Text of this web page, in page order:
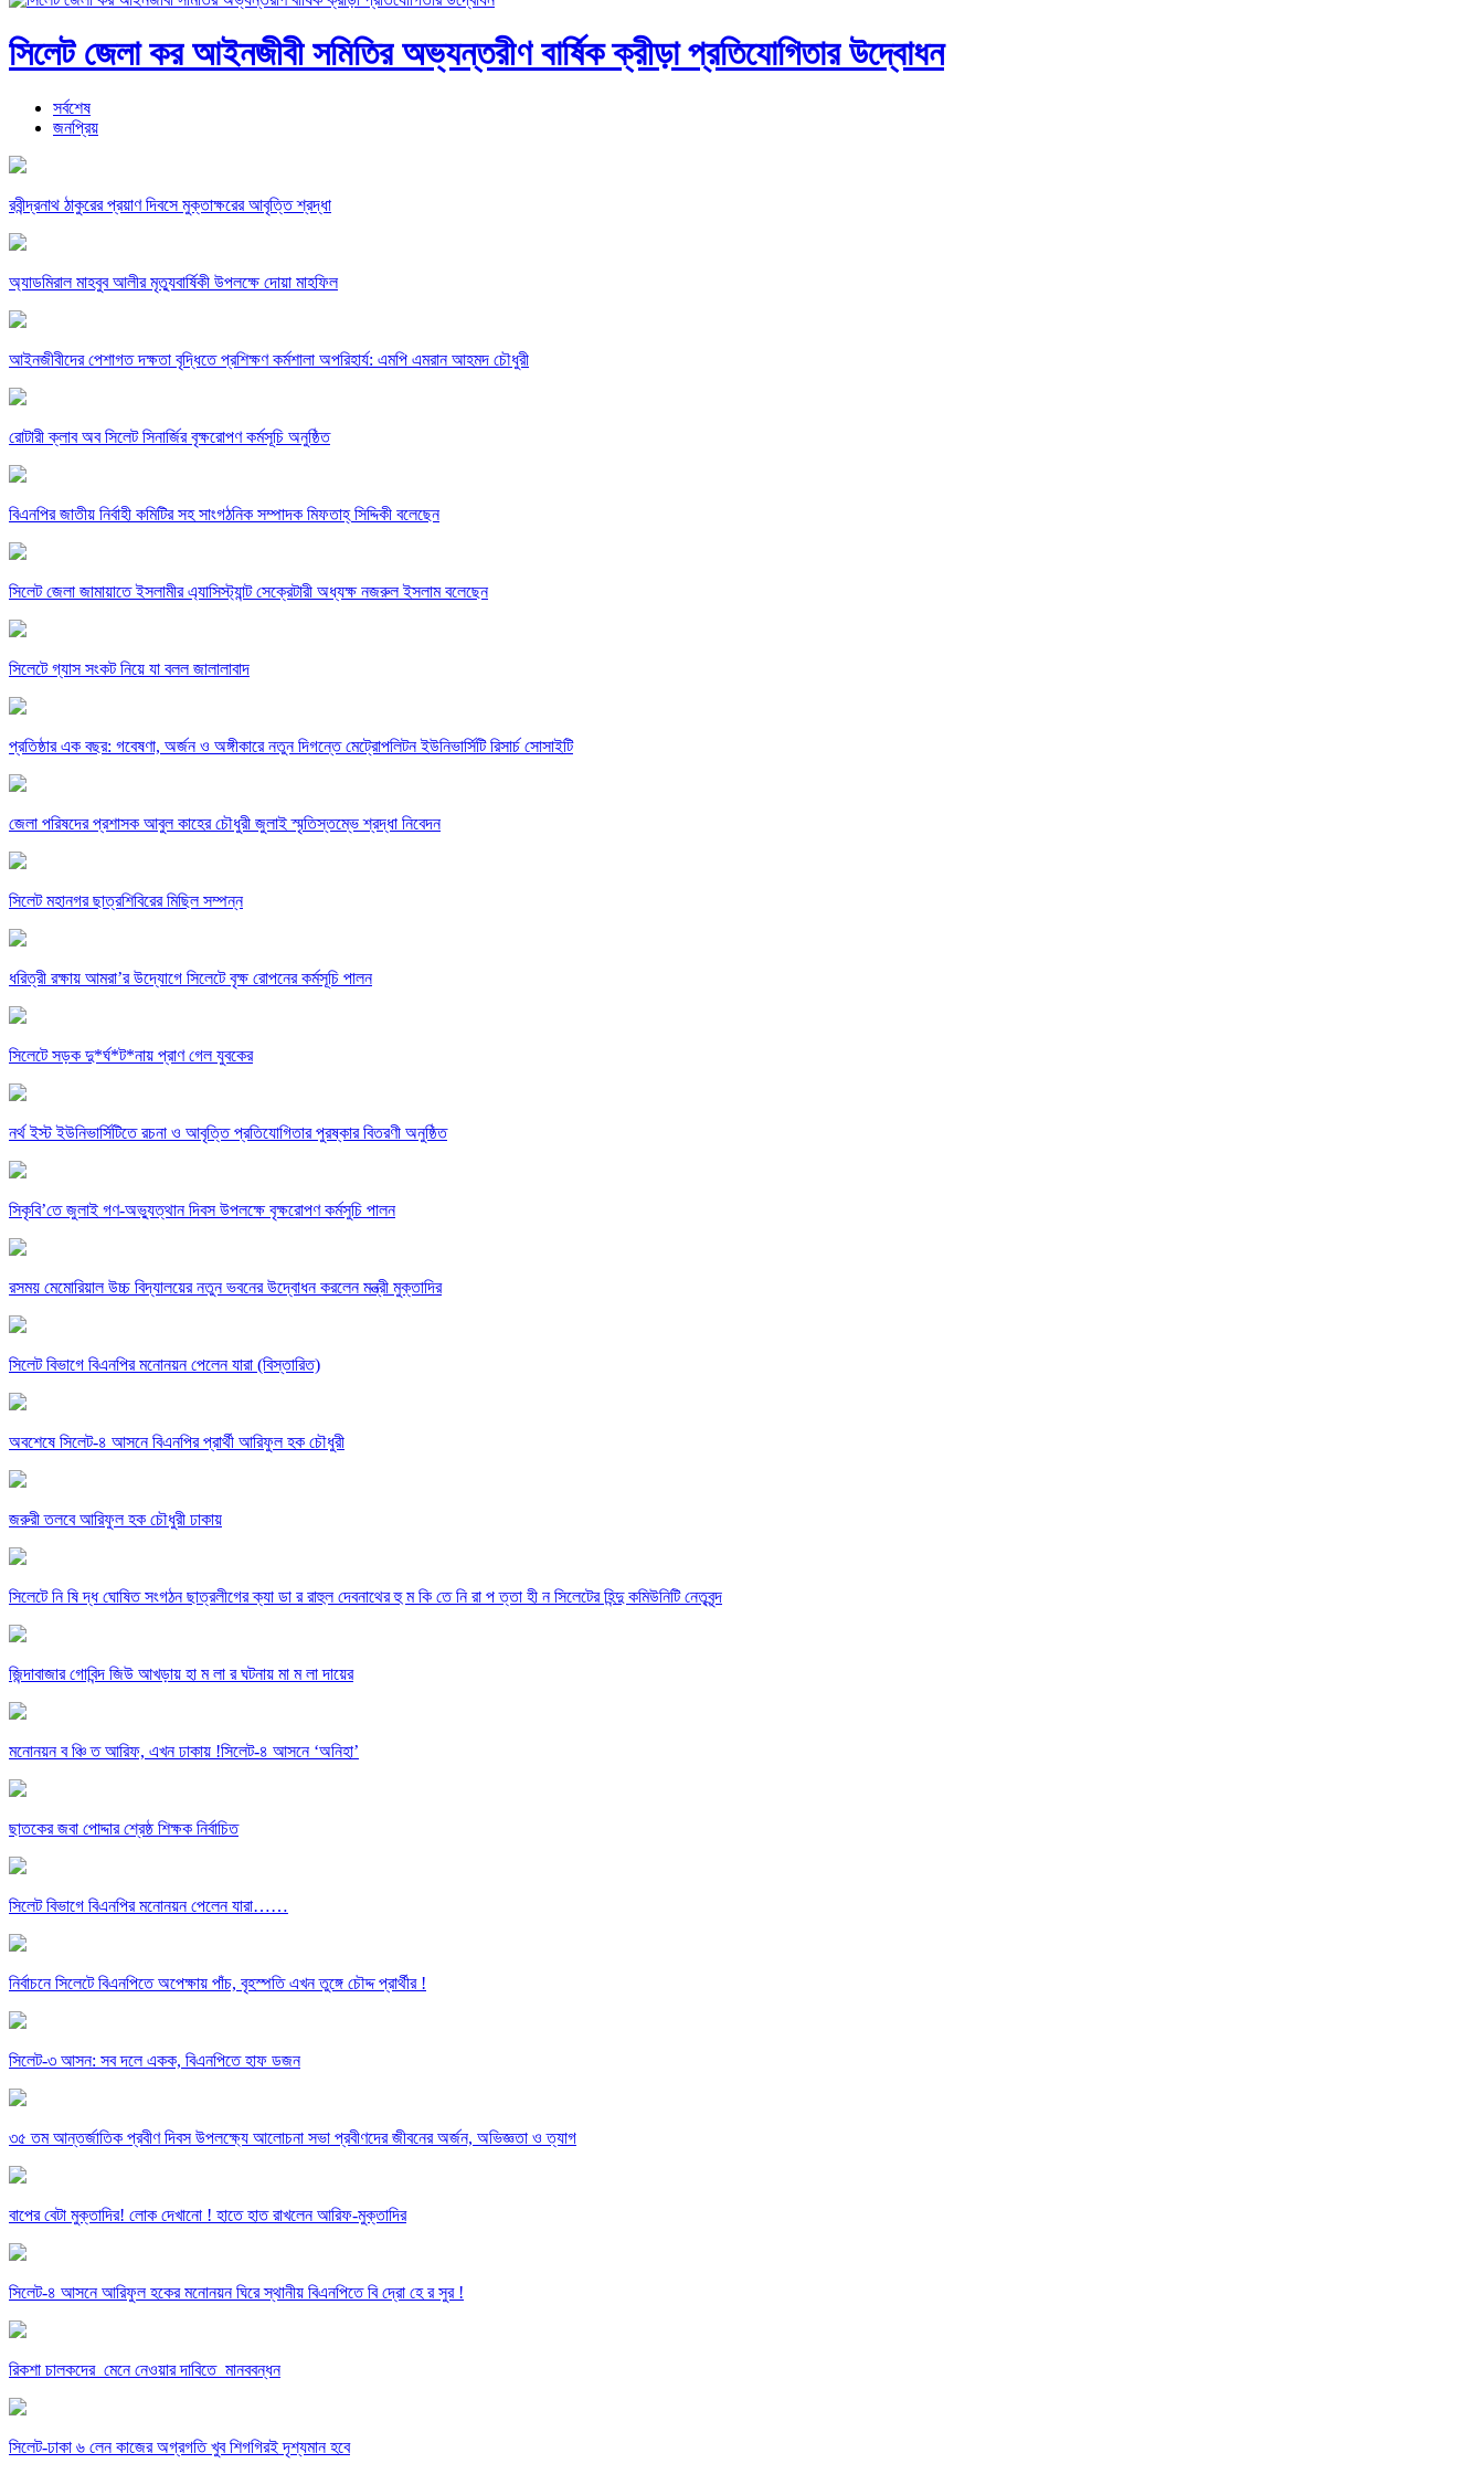
সিলেট জেলা কর আইনজীবী সমিতির অভ্যন্তরীণ বার্ষিক ক্রীড়া প্রতিযোগিতার উদ্বোধন
সর্বশেষ
জনপ্রিয়
রবীন্দ্রনাথ ঠাকুরের প্রয়াণ দিবসে মুক্তাক্ষরের আবৃত্তি শ্রদ্ধা
অ্যাডমিরাল মাহবুব আলীর মৃত্যুবার্ষিকী উপলক্ষে দোয়া মাহফিল
‎আইনজীবীদের পেশাগত দক্ষতা বৃদ্ধিতে প্রশিক্ষণ কর্মশালা অপরিহার্য: এমপি এমরান আহমদ চৌধুরী
রোটারী ক্লাব অব সিলেট সিনার্জির বৃক্ষরোপণ কর্মসূচি অনুষ্ঠিত
বিএনপির জাতীয় নির্বাহী কমিটির সহ সাংগঠনিক সম্পাদক মিফতাহ্ সিদ্দিকী বলেছেন
সিলেট জেলা জামায়াতে ইসলামীর এ্যাসিস্ট্যান্ট সেক্রেটারী অধ্যক্ষ নজরুল ইসলাম বলেছেন
সিলেটে গ্যাস সংকট নিয়ে যা বলল জালালাবাদ
প্রতিষ্ঠার এক বছর: গবেষণা, অর্জন ও অঙ্গীকারে নতুন দিগন্তে মেট্রোপলিটন ইউনিভার্সিটি রিসার্চ সোসাইটি
জেলা পরিষদের প্রশাসক আবুল কাহের চৌধুরী জুলাই স্মৃতিস্তম্ভে শ্রদ্ধা নিবেদন
সিলেট মহানগর ছাত্রশিবিরের মিছিল সম্পন্ন
ধরিত্রী রক্ষায় আমরা’র উদ্যোগে সিলেটে বৃক্ষ রোপনের কর্মসূচি পালন
সিলেটে সড়ক দু*র্ঘ*ট*নায় প্রাণ গেল যুবকের
নর্থ ইস্ট ইউনিভার্সিটিতে রচনা ও আবৃত্তি প্রতিযোগিতার পুরষ্কার বিতরণী অনুষ্ঠিত
সিকৃবি’তে জুলাই গণ-অভ্যুত্থান দিবস উপলক্ষে বৃক্ষরোপণ কর্মসুচি পালন
রসময় মেমোরিয়াল উচ্চ বিদ্যালয়ের নতুন ভবনের উদ্বোধন করলেন মন্ত্রী মুক্তাদির
সিলেট বিভাগে বিএনপির মনোনয়ন পেলেন যারা (বিস্তারিত)
অবশেষে সিলেট-৪ আসনে বিএনপির প্রার্থী আরিফুল হক চৌধুরী
জরুরী তলবে আরিফুল হক চৌধুরী ঢাকায়
সিলেটে নি ষি দ্ধ ঘোষিত সংগঠন ছাত্রলীগের ক্যা ডা র রাহুল দেবনাথের হু ম কি তে নি রা প ত্তা হী ন সিলেটের হিন্দু কমিউনিটি নেতৃবৃন্দ
জিন্দাবাজার গোবিন্দ জিউ আখড়ায় হা ম লা র ঘটনায় মা ম লা দায়ের
মনোনয়ন ব ঞ্চি ত আরিফ, এখন ঢাকায় !সিলেট-৪ আসনে ‘অনিহা’
ছাতকের জবা পোদ্দার শ্রেষ্ঠ শিক্ষক নির্বাচিত
সিলেট বিভাগে বিএনপির মনোনয়ন পেলেন যারা……
নির্বাচনে সিলেটে বিএনপিতে অপেক্ষায় পাঁচ, বৃহস্পতি এখন তুঙ্গে চৌদ্দ প্রার্থীর !
সিলেট-৩ আসন: সব দলে একক, বিএনপিতে হাফ ডজন
৩৫ তম আন্তর্জাতিক প্রবীণ দিবস উপলক্ষ্যে আলোচনা সভা প্রবীণদের জীবনের অর্জন, অভিজ্ঞতা ও ত্যাগ
বাপের বেটা মুক্তাদির! লোক দেখানো ! হাতে হাত রাখলেন আরিফ-মুক্তাদির
সিলেট-৪ আসনে আরিফুল হকের মনোনয়ন ঘিরে স্থানীয় বিএনপিতে বি দ্রো হে র সুর !
রিকশা চালকদের মেনে নেওয়ার দাবিতে মানববন্ধন
সিলেট-ঢাকা ৬ লেন কাজের অগ্রগতি খুব শিগগিরই দৃশ্যমান হবে